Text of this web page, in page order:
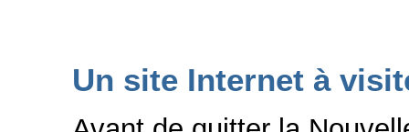
Un site Internet à